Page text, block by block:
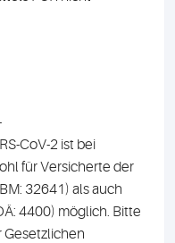
CoV-2 ist bei
für Versicherte der
32641) als auch
4400) möglich. Bitte
Gesetzlichen